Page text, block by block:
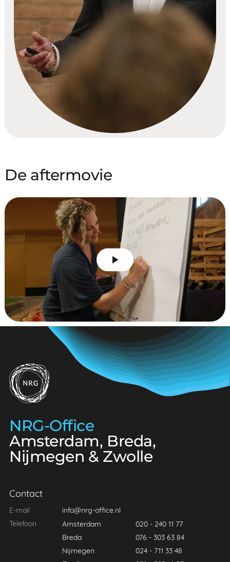
De aftermovie
NRG-Office
Amsterdam, Breda,
Nijmegen & Zwolle
Contact
E-mail
info@nrg-office.nl
Telefoon
Amsterdam
020 - 240 11 77
Breda
076 - 303 63 84
Nijmegen
024 - 711 33 48